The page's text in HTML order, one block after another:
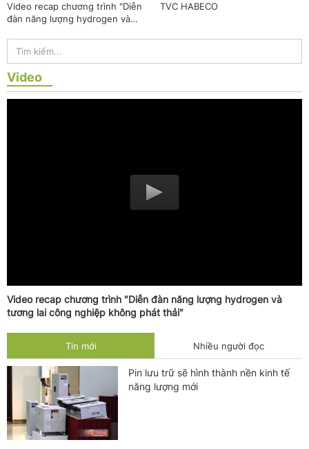
Video recap chương trình "Diễn
đàn năng lượng hydrogen và
TVC HABECO
Video
Video recap chương trình "Diễn đàn năng lượng hydrogen và
tương lai công nghiệp không phát thải"
Tin mới Nhiều người đọc
Pin lưu trữ sẽ hình thành nền kinh tế
năng lượng mới